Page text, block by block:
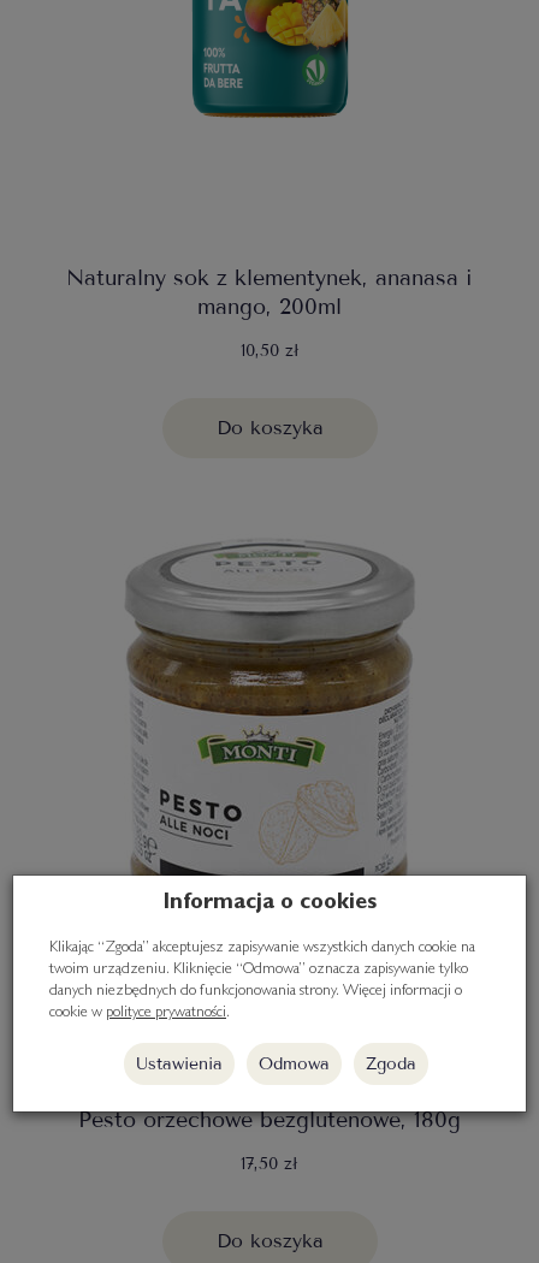
Naturalny sok z klementynek, ananasa i
mango, 200ml
10,50 zł
Do koszyka
Pesto orzechowe bezglutenowe, 180g
17,50 zł
Do koszyka
Informacja o cookies
Klikając “Zgoda” akceptujesz zapisywanie wszystkich danych cookie na
twoim urządzeniu. Kliknięcie “Odmowa” oznacza zapisywanie tylko
danych niezbędnych do funkcjonowania strony. Więcej informacji o
cookie w polityce prywatności.
Ustawienia Odmowa Zgoda